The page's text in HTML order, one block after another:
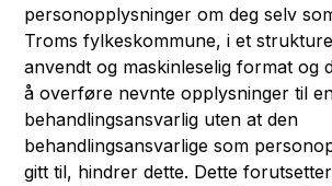
personopplysninger om deg selv
Troms fylkeskommune, i et
anvendt og maskinleselig format og
å overføre nevnte opplysninger til
behandlingsansvarlig uten at den
behandlingsansvarlige som
gitt til, hindrer dette. Dette